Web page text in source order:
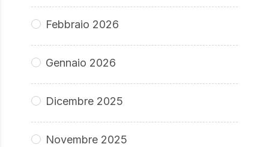
Febbraio 2026
Gennaio 2026
Dicembre 2025
Novembre 2025